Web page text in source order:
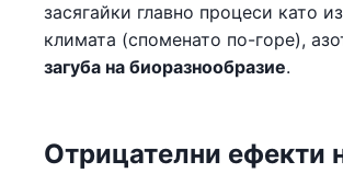
засягайки главно процеси като
климата (споменато по-горе),
загуба на биоразнообразие.
Отрицателни ефекти